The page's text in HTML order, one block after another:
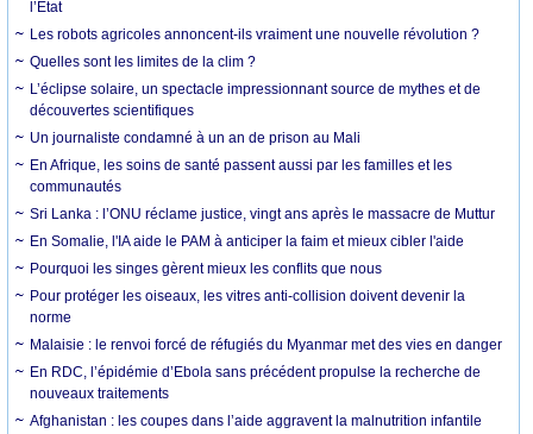
l’État
Les robots agricoles annoncent-ils vraiment une nouvelle révolution ?
Quelles sont les limites de la clim ?
L’éclipse solaire, un spectacle impressionnant source de mythes et de
découvertes scientifiques
Un journaliste condamné à un an de prison au Mali
En Afrique, les soins de santé passent aussi par les familles et les
communautés
Sri Lanka : l’ONU réclame justice, vingt ans après le massacre de Muttur
En Somalie, l'IA aide le PAM à anticiper la faim et mieux cibler l'aide
Pourquoi les singes gèrent mieux les conflits que nous
Pour protéger les oiseaux, les vitres anti-collision doivent devenir la
norme
Malaisie : le renvoi forcé de réfugiés du Myanmar met des vies en danger
En RDC, l’épidémie d’Ebola sans précédent propulse la recherche de
nouveaux traitements
Afghanistan : les coupes dans l’aide aggravent la malnutrition infantile